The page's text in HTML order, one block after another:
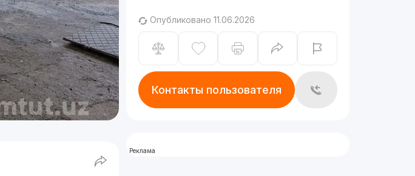
Опубликовано 11.06.2026
Контакты пользователя
Реклама